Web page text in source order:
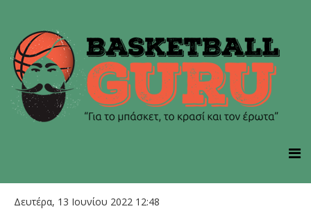
Δευτέρα, 13 Ιουνίου 2022 12:48